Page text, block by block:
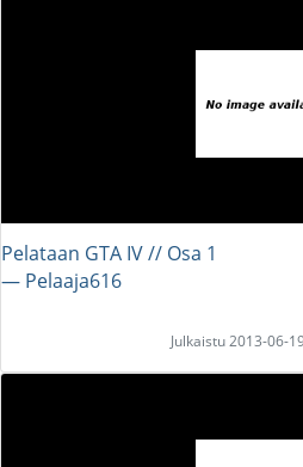
Pelataan GTA IV // Osa 1
― Pelaaja616
Julkaistu 2013-06-